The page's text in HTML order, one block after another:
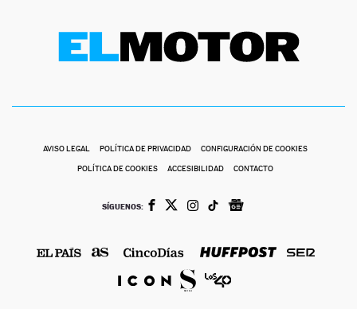
AVISO LEGAL POLÍTICA DE PRIVACIDAD CONFIGURACIÓN DE COOKIES
POLÍTICA DE COOKIES ACCESIBILIDAD CONTACTO
SÍGUENOS: